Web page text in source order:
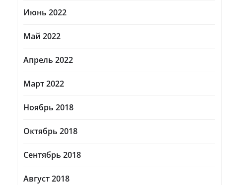
Июнь 2022
Май 2022
Апрель 2022
Март 2022
Ноябрь 2018
Октябрь 2018
Сентябрь 2018
Август 2018